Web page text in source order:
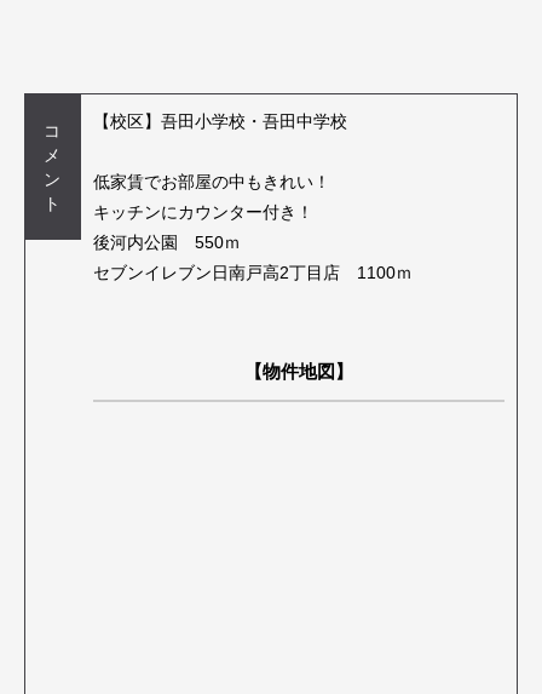
コ
メ
ン
ト
【校区】吾田小学校・吾田中学校
低家賃でお部屋の中もきれい！
キッチンにカウンター付き！
後河内公園 550ｍ
セブンイレブン日南戸高2丁目店 1100ｍ
【物件地図】